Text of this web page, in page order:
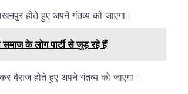
होते हुए अपने गंतव्य को जाएगा।
के लोग पार्टी से जुड़ रहे हैं
बैराज होते हुए अपने गंतव्य को जाएगा।